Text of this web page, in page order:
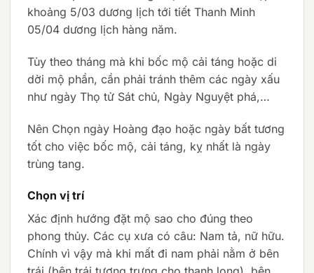
khoảng 5/03 dương lịch tới tiết Thanh Minh
05/04 dương lịch hàng năm.
Tùy theo tháng mà khi bốc mộ cải táng hoặc di
dời mộ phần, cần phải tránh thêm các ngày xấu
như ngày Thọ tử Sát chủ, Ngày Nguyệt phá,…
Nên Chọn ngày Hoàng đạo hoặc ngày bất tương
tốt cho việc bốc mộ, cải táng, kỵ nhất là ngày
trùng tang.
Chọn vị trí
Xác định hướng đặt mộ sao cho đúng theo
phong thủy. Các cụ xưa có câu: Nam tả, nữ hữu.
Chính vì vậy mà khi mất đi nam phải nằm ở bên